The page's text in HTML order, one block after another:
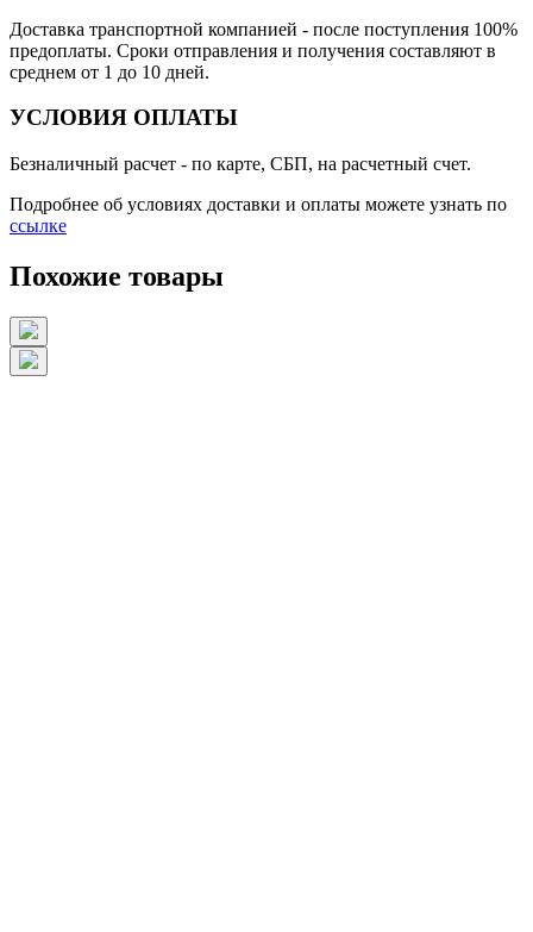
Доставка транспортной компанией - после поступления 100%
предоплаты. Сроки отправления и получения составляют в
среднем от 1 до 10 дней.
УСЛОВИЯ ОПЛАТЫ
Безналичный расчет - по карте, СБП, на расчетный счет.
Подробнее об условиях доставки и оплаты можете узнать по
ссылке
Похожие товары